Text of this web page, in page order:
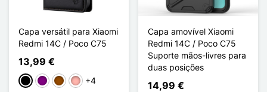
Capa versátil para Xiaomi
Redmi 14C / Poco C75
13,99 €
PretoPúrpuraCastanho
Ouro rosa
+4
Capa amovível Xiaomi
Redmi 14C / Poco C75
Suporte mãos-livres para
duas posições
14,99 €